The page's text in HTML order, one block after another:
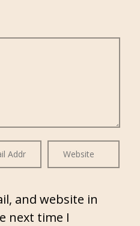
and website in
next time I